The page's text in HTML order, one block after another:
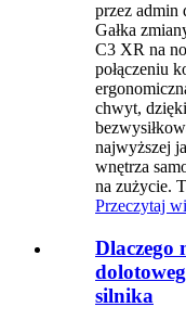
przez admin
Gałka
C3 XR na
połączeniu
chwyt,
najwyższej
wnętrza
na zużycie.
Przeczytaj
Dlaczego
silnika